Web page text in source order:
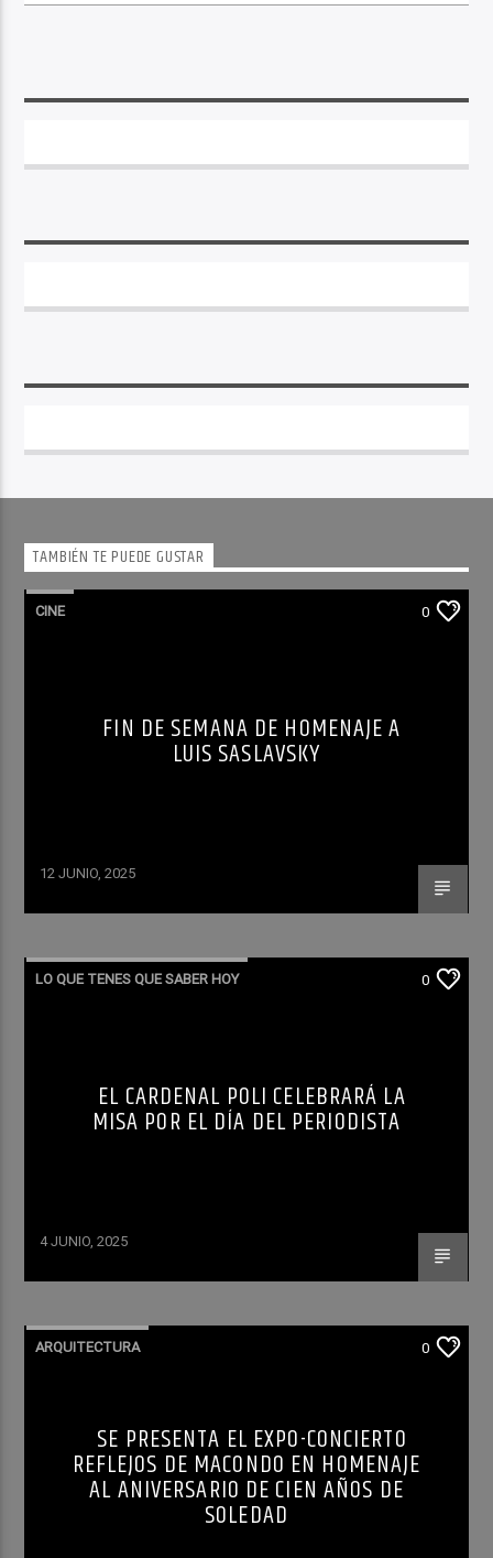
TAMBIÉN TE PUEDE GUSTAR
CINE 0
FIN DE SEMANA DE HOMENAJE A
LUIS SASLAVSKY
12 JUNIO, 2025
LO QUE TENES QUE SABER HOY 0
EL CARDENAL POLI CELEBRARÁ LA
MISA POR EL DÍA DEL PERIODISTA
4 JUNIO, 2025
ARQUITECTURA 0
SE PRESENTA EL EXPO-CONCIERTO
REFLEJOS DE MACONDO EN HOMENAJE
AL ANIVERSARIO DE CIEN AÑOS DE
SOLEDAD